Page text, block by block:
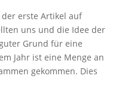
der erste Artikel auf
uns und die Idee der
Grund für eine
Jahr ist eine Menge an
gekommen. Dies